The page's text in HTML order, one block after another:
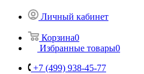
Личный кабинет
Корзина0
Избранные товары0
+7 (499) 938-45-77